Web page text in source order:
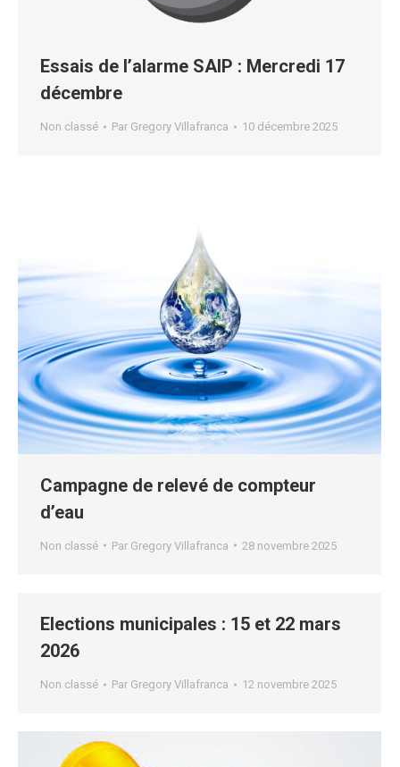
Essais de l’alarme SAIP : Mercredi 17
décembre
Non classé Par Gregory Villafranca 10 décembre 2025
Campagne de relevé de compteur
d’eau
Non classé Par Gregory Villafranca 28 novembre 2025
Elections municipales : 15 et 22 mars
2026
Non classé Par Gregory Villafranca 12 novembre 2025